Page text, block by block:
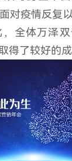
对疫情反复
全体万泽
得了较好的成